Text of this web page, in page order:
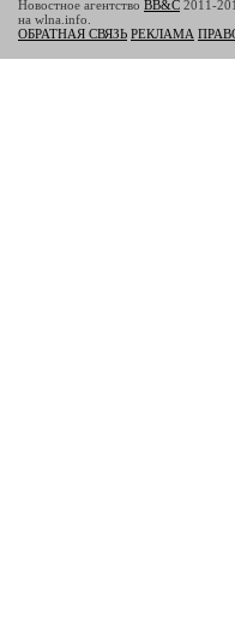
Новостное агентство BB&C 2011-
на wlna.info.
ОБРАТНАЯ СВЯЗЬ РЕКЛАМА